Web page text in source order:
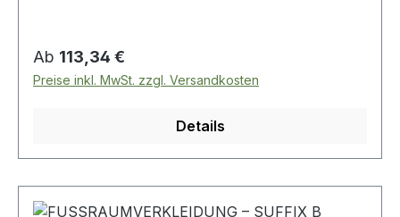
Regulärer Preis:
Ab 113,34 €
Preise inkl. MwSt. zzgl. Versandkosten
Details